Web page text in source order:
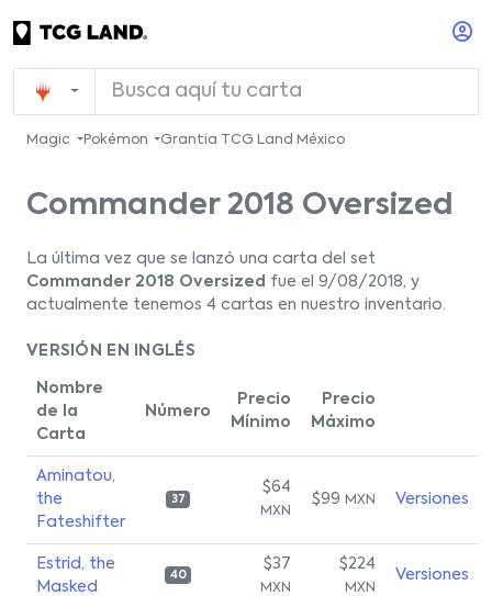
Magic Pokémon Grantia TCG Land México
Commander 2018 Oversized
La última vez que se lanzó una carta del set
Commander 2018 Oversized fue el 9/08/2018, y
actualmente tenemos 4 cartas en nuestro inventario.
VERSIÓN EN INGLÉS
Nombre
de la
Carta
Número
Precio
Mínimo
Precio
Máximo
Aminatou,
the
Fateshifter
37
$64
MXN
$99 MXN Versiones
Estrid, the
Masked
40
$37
MXN
$224
MXN
Versiones